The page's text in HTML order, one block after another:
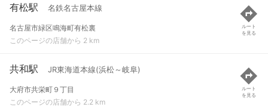
有松駅 名鉄名古屋本線
名古屋市緑区鳴海町有松裏
このページの店舗から 2 km
ルート
を見る
共和駅 JR東海道本線(浜松～岐阜)
大府市共栄町９丁目
このページの店舗から 2.2 km
ルート
を見る